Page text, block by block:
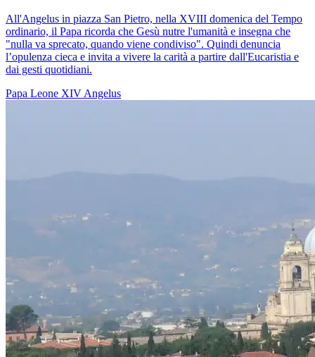
All'Angelus in piazza San Pietro, nella XVIII domenica del Tempo
ordinario, il Papa ricorda che Gesù nutre l'umanità e insegna che
"nulla va sprecato, quando viene condiviso". Quindi denuncia
l’opulenza cieca e invita a vivere la carità a partire dall'Eucaristia e
dai gesti quotidiani.
Papa Leone XIV Angelus